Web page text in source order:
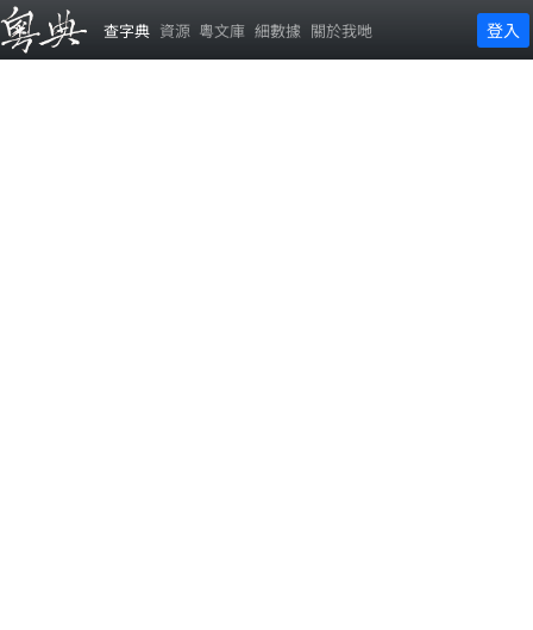
查字典 資源 粵文庫 細數據 關於我哋 登入